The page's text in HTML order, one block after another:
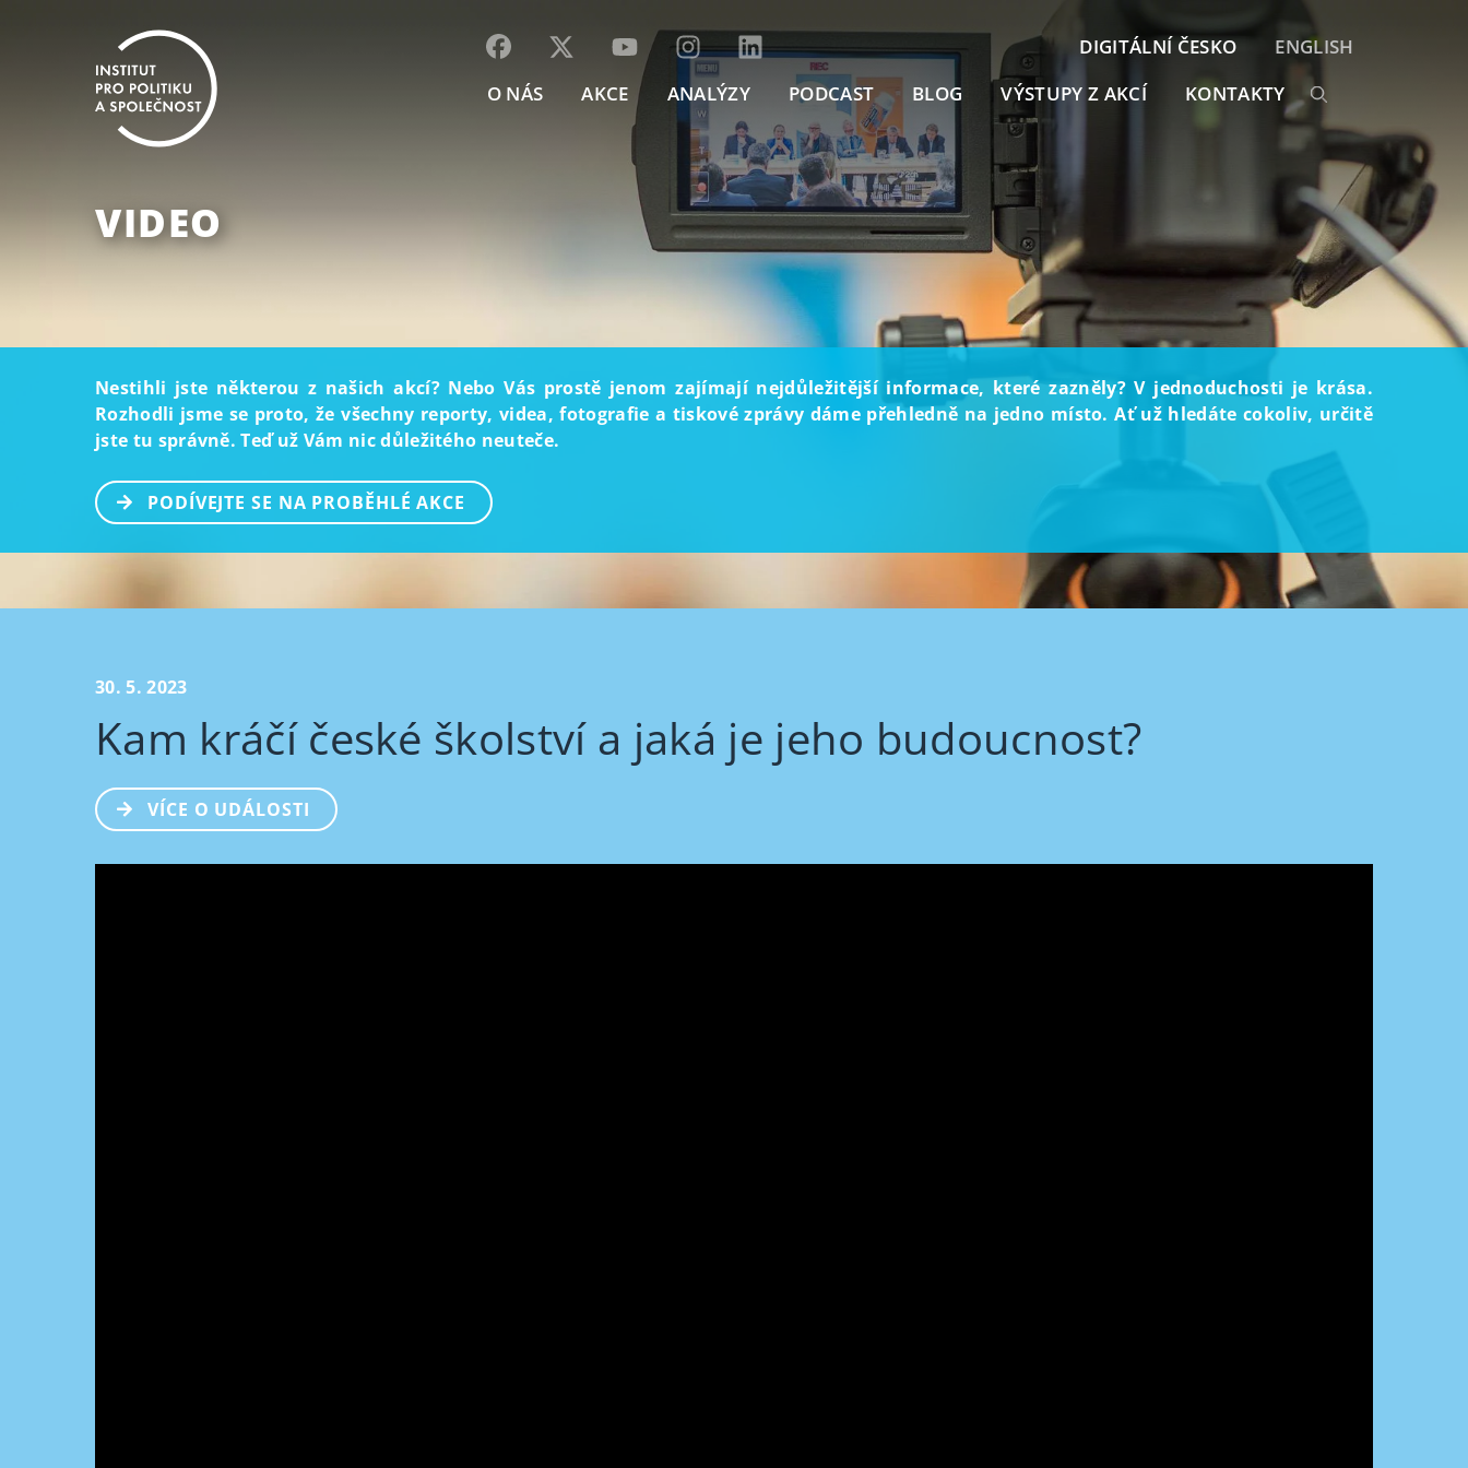
O NÁS AKCE ANALÝZY PODCAST BLOG VÝSTUPY Z AKCÍ KONTAKTY
DIGITÁLNÍ ČESKO ENGLISH
VIDEO
Nestihli jste některou z našich akcí? Nebo Vás prostě jenom zajímají nejdůležitější informace, které zazněly? V jednoduchosti je krása.
Rozhodli jsme se proto, že všechny reporty, videa, fotografie a tiskové zprávy dáme přehledně na jedno místo. Ať už hledáte cokoliv, určitě
jste tu správně. Teď už Vám nic důležitého neuteče.
PODÍVEJTE SE NA PROBĚHLÉ AKCE
30. 5. 2023
Kam kráčí české školství a jaká je jeho budoucnost?
VÍCE O UDÁLOSTI